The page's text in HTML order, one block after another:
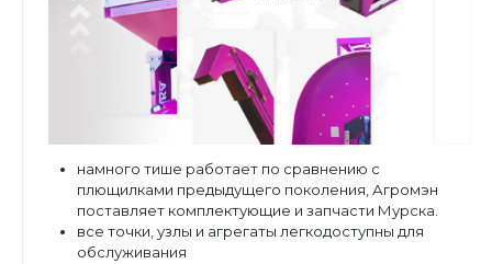
намного тише работает по сравнению с
плющилками предыдущего поколения, Агромэн
поставляет комплектующие и запчасти Мурска.
все точки, узлы и агрегаты легкодоступны для
обслуживания